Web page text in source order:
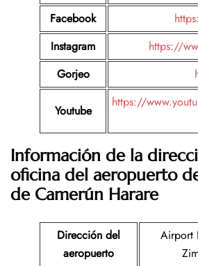
Facebook
Instagram
https://
Gorjeo
Youtube
https://
Información de la
oficina del aeropuerto
de Camerún Harare
Dirección del
aeropuerto
Airport